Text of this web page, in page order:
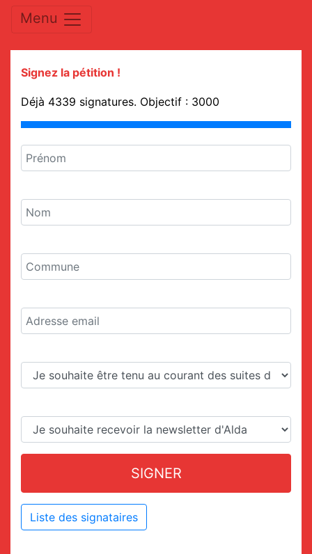
Menu
Signez la pétition !
Déjà 4339 signatures. Objectif : 3000
Liste des signataires